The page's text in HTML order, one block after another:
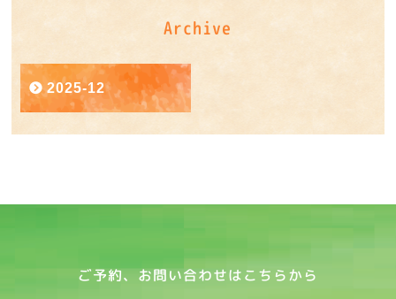
Archive
2025-12
ご予約、お問い合わせはこちらから